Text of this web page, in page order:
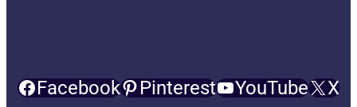
Facebook Pinterest YouTube X